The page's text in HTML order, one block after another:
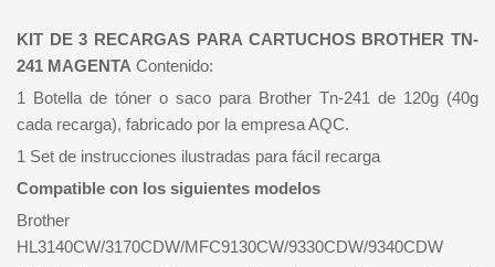
KIT DE 3 RECARGAS PARA CARTUCHOS BROTHER TN-
241 MAGENTA Contenido:
1 Botella de tóner o saco para Brother Tn-241 de 120g (40g
cada recarga), fabricado por la empresa AQC.
1 Set de instrucciones ilustradas para fácil recarga
Compatible con los siguientes modelos
Brother
HL3140CW/3170CDW/MFC9130CW/9330CDW/9340CDW